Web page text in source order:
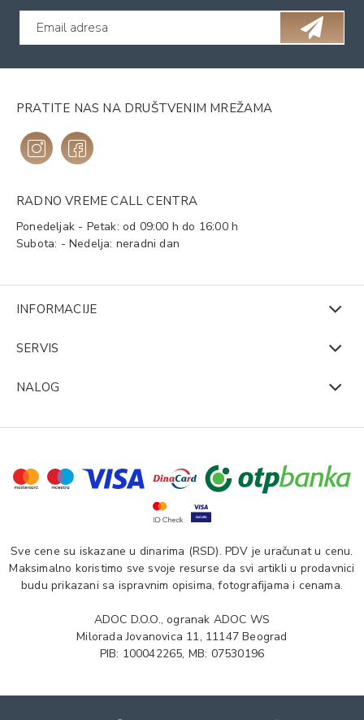
PRATITE NAS NA DRUŠTVENIM MREŽAMA
RADNO VREME CALL CENTRA
Ponedeljak - Petak: od 09:00 h do 16:00 h
Subota: - Nedelja: neradni dan
INFORMACIJE
SERVIS
NALOG
Sve cene su iskazane u dinarima (RSD). PDV je uračunat u cenu.
Maksimalno koristimo sve svoje resurse da svi artikli u prodavnici
budu prikazani sa ispravnim opisima, fotografijama i cenama.
ADOC D.O.O., ogranak ADOC WS
Milorada Jovanovica 11, 11147 Beograd
PIB: 100042265, MB: 07530196